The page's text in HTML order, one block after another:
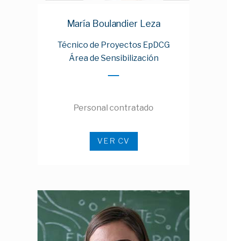
María Boulandier Leza
Técnico de Proyectos EpDCG
Área de Sensibilización
Personal contratado
VER CV